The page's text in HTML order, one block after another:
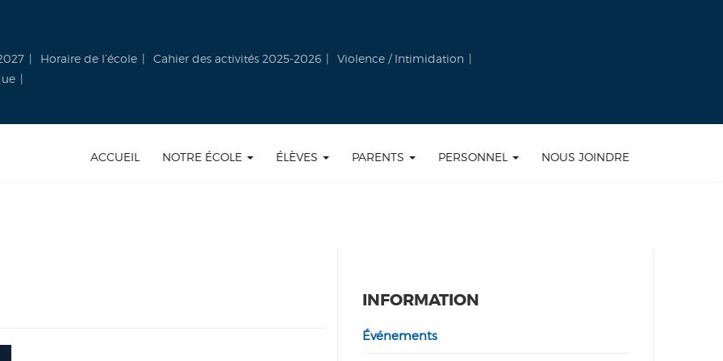
Horaire de l’école Cahier des activités 2025-2026
Violence / Intimidation
ACCUEIL NOTRE ÉCOLE ÉLÈVES PARENTS PERSONNEL NOUS JOINDRE
INFORMATION
Événements